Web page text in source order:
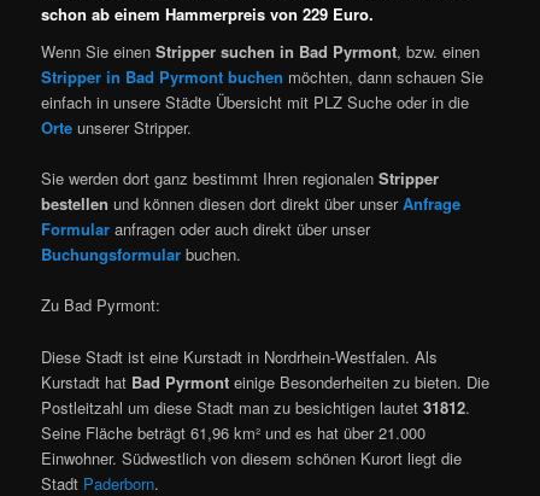
schon ab einem Hammerpreis von 229 Euro.
Wenn Sie einenStripper suchen in Bad Pyrmont, bzw. einen
Stripper in Bad Pyrmont buchen möchten, dann schauen Sie
einfach in unsere Städte Übersicht mit PLZ Suche oder in die
Orte unserer Stripper.
Sie werden dort ganz bestimmt Ihren regionalenStripper
bestellen und können diesen dort direkt über unserAnfrage
Formular anfragen oder auch direkt über unser
Buchungsformular buchen.
Zu Bad Pyrmont:
Diese Stadt ist eine Kurstadt in Nordrhein-Westfalen. Als
Kurstadt hat Bad Pyrmont einige Besonderheiten zu bieten. Die
Postleitzahl um diese Stadt man zu besichtigen lautet31812.
Seine Fläche beträgt 61,96 km² und es hat über 21.000
Einwohner. Südwestlich von diesem schönen Kurort liegt die
Stadt Paderborn.